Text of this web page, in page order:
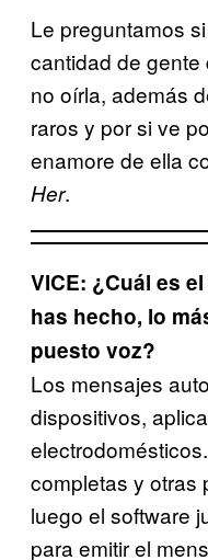
Le preguntamos
cantidad de
no oírla, además
raros y por si ve
enamore de ella
Her.
VICE: ¿Cuál es
has hecho, lo
puesto voz?
Los mensajes
dispositivos,
completas y otras
luego el software
para emitir el